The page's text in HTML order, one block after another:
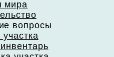
мира
вопросы